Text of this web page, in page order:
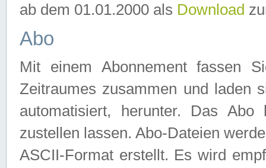
ab dem 01.01.2000 als Download
Abo
Mit einem Abonnement fassen
Zeitraumes zusammen und laden
automatisiert, herunter. Das
zustellen lassen. Abo-Dateien
ASCII-Format erstellt. Es wird